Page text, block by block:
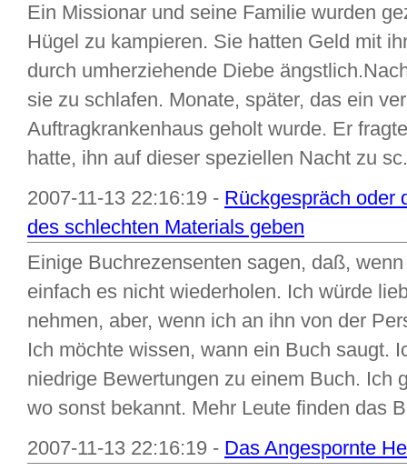
Ein Missionar und seine Familie wurden
Hügel zu kampieren. Sie hatten Geld mit
durch umherziehende Diebe
sie zu schlafen. Monate, später, das ein
Auftragkrankenhaus geholt wurde. Er
hatte, ihn auf dieser speziellen Nacht zu
2007-11-13 22:16:19 - Rückgespräch oder
des schlechten Materials geben
Einige Buchrezensenten sagen, daß,
einfach es nicht wiederholen. Ich würde
nehmen, aber, wenn ich an ihn von der
Ich möchte wissen, wann ein Buch saugt.
niedrige Bewertungen zu einem Buch. Ich
wo sonst bekannt. Mehr Leute finden das
2007-11-13 22:16:19 - Das Angespornte